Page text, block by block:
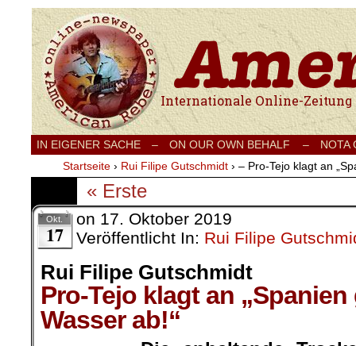
Internationale Onlinezeitung für Frieden,
IN EIGENER SACHE – ON OUR OWN BEHALF –
NOTA
Startseite › Rui Filipe Gutschmidt › – Pro-Tejo klagt an
« Erste
Okt.
17
on 17. Oktober 2019
Veröffentlicht In: Rui Filipe
Rui Filipe Gutschmidt
Pro-Tejo klagt an
Wasser ab!“